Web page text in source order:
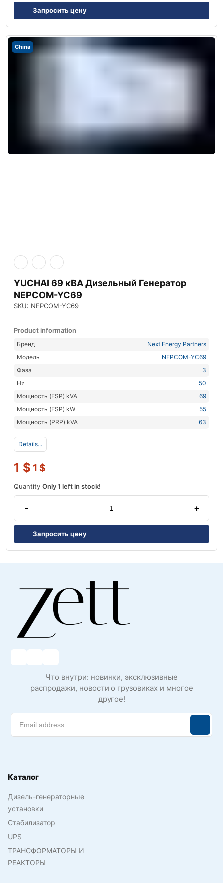
Запросить цену
China
YUCHAI 69 кВА Дизельный Генератор
NEPCOM-YC69
SKU: NEPCOM-YC69
Product information
Бренд
Next Energy Partners
Модель
NEPCOM-YC69
Фаза
3
Hz
50
Мощность (ESP) kVA
69
Мощность (ESP) kW
55
Мощность (PRP) kVA
63
Details...
1 $ 1 $
Quantity Only 1 left in stock!
- +
Запросить цену
Что внутри: новинки, эксклюзивные
распродажи, новости о грузовиках и многое
другое!
Каталог
Дизель-генераторные
установки
Стабилизатор
UPS
ТРАНСФОРМАТОРЫ И
РЕАКТОРЫ